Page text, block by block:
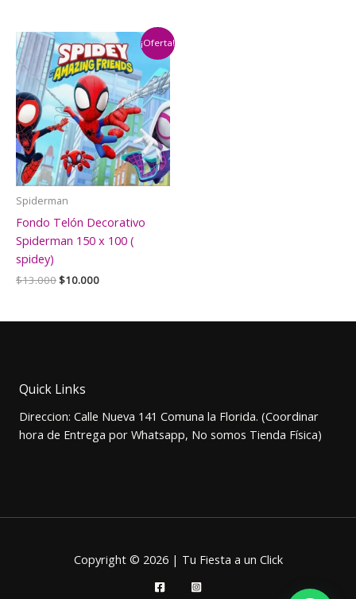
era:
$5.000.
es:
$3.900.
¡Oferta!
Spiderman
Fondo Telón Decorativo
Spiderman 150 x 100 (
spidey)
$13.000El
era:
$10.000El
es:
Quick Links
Direccion: Calle Nueva 141 Comuna la Florida. (Coordinar
hora de Entrega por Whatsapp, No somos Tienda Física)
Copyright © 2026 | Tu Fiesta a un Click